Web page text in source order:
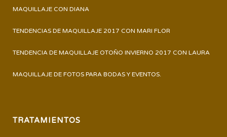
MAQUILLAJE CON DIANA
TENDENCIAS DE MAQUILLAJE 2017 CON MARI FLOR
TENDENCIA DE MAQUILLAJE OTOÑO INVIERNO 2017 CON LAURA
MAQUILLAJE DE FOTOS PARA BODAS Y EVENTOS.
TRATAMIENTOS